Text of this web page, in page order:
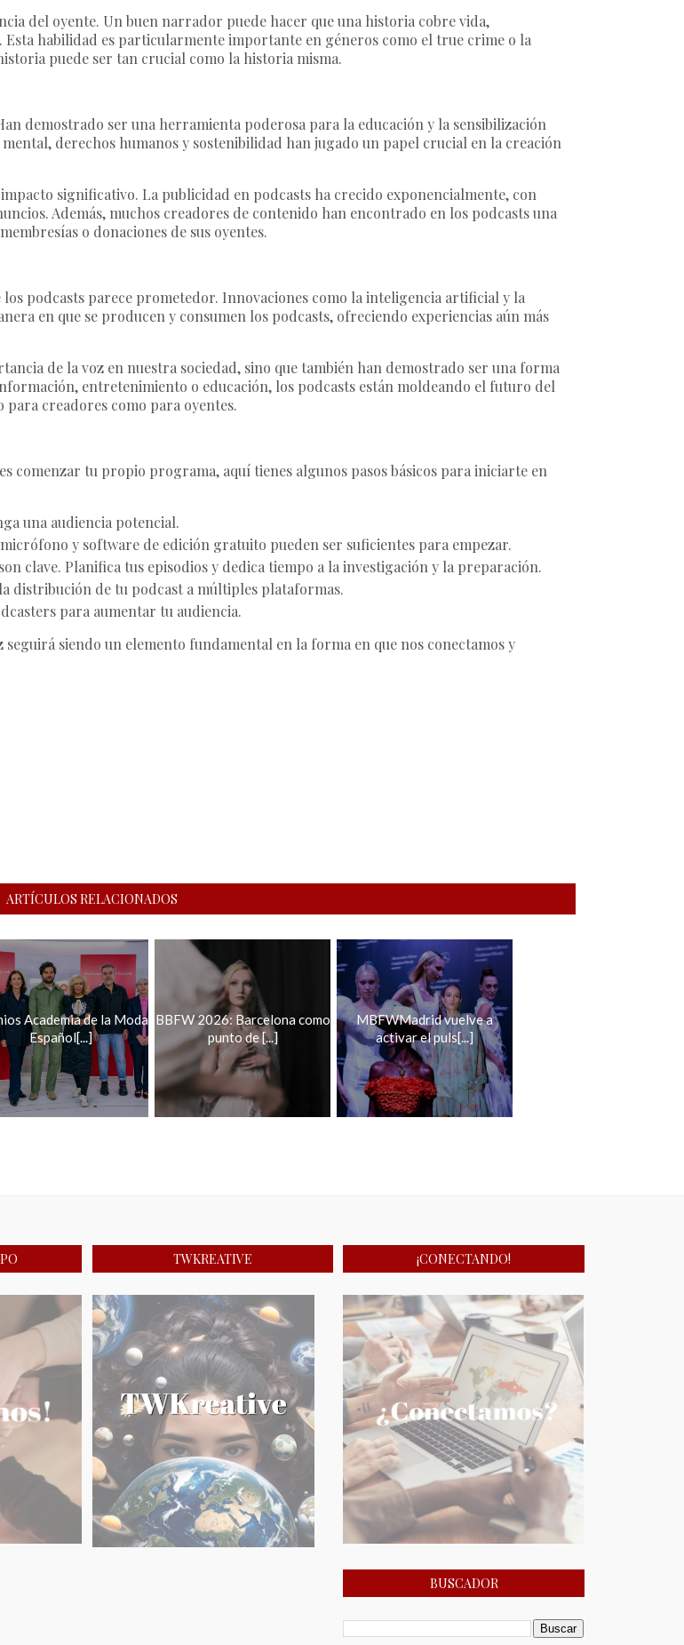
del oyente. Un buen narrador puede hacer que una historia cobre vida,
habilidad es particularmente importante en géneros como el true crime o la
puede ser tan crucial como la historia misma.
demostrado ser una herramienta poderosa para la educación y la sensibilización
derechos humanos y sostenibilidad han jugado un papel crucial en la creación
significativo. La publicidad en podcasts ha crecido exponencialmente, con
Además, muchos creadores de contenido han encontrado en los podcasts una
o donaciones de sus oyentes.
podcasts parece prometedor. Innovaciones como la inteligencia artificial y la
en que se producen y consumen los podcasts, ofreciendo experiencias aún más
de la voz en nuestra sociedad, sino que también han demostrado ser una forma
entretenimiento o educación, los podcasts están moldeando el futuro del
creadores como para oyentes.
comenzar tu propio programa, aquí tienes algunos pasos básicos para iniciarte en
una audiencia potencial.
y software de edición gratuito pueden ser suficientes para empezar.
clave. Planifica tus episodios y dedica tiempo a la investigación y la preparación.
distribución de tu podcast a múltiples plataformas.
para aumentar tu audiencia.
siendo un elemento fundamental en la forma en que nos conectamos y
ARTÍCULOS RELACIONADOS
Academia de la Moda
Español[...]
BBFW 2026: Barcelona como
punto de [...]
MBFWMadrid vuelve a
activar el puls[...]
TWKREATIVE ¡CONECTANDO!
BUSCADOR